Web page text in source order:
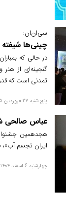
سی‌ان‌ان:
چینی‌ها شیفته
گنجینه‌ای از
تمدنی است که
پنج شنبه 27 فروردین 1405
عباس صالحی
هجدهمین
ایران تجسم آب»،
چهارشنبه 6 اسفند 1404